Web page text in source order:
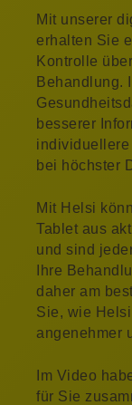
Mit unserer
erhalten Sie
Kontrolle
Behandlung.
besserer
bei höchster
Mit Helsi
Tablet aus
und sind
Ihre
daher am
Sie, wie
angenehmer
Im Video
für Sie